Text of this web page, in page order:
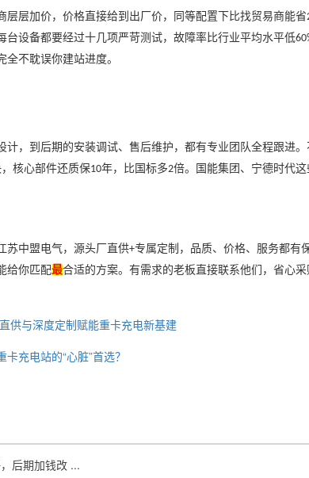
层加价，价格直接给到出厂价，同等配置下比找贸易商能省
设备都要经过十几项严苛测试，故障率比行业平均水平低
不耽误你建站进度。
，到后期的安装调试、售后维护，都有专业团队全程跟进
核心部件还质保10年，比国标多2倍。国能集团、宁德时代
苏中盟电气，源头厂直供+专属定制，品质、价格、服务都有
给你匹配最合适的方案。有需求的老板直接联系他们，省心采
供与深度定制赋能重卡充电新基建
充电站的“心脏”首选？
后期加钱改 ...